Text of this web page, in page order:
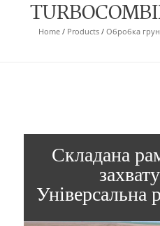
Home/ Products/ Обробка
Складана
Універсальна